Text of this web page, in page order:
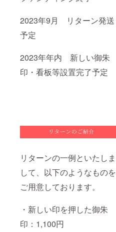
2023年9月 リターン発送
予定
2023年年内 新しい御朱
印・看板等設置完了予定
リターンの一例といたしま
して、以下のようなものを
ご用意しております。
・新しい印を押した御朱
印：1,100円